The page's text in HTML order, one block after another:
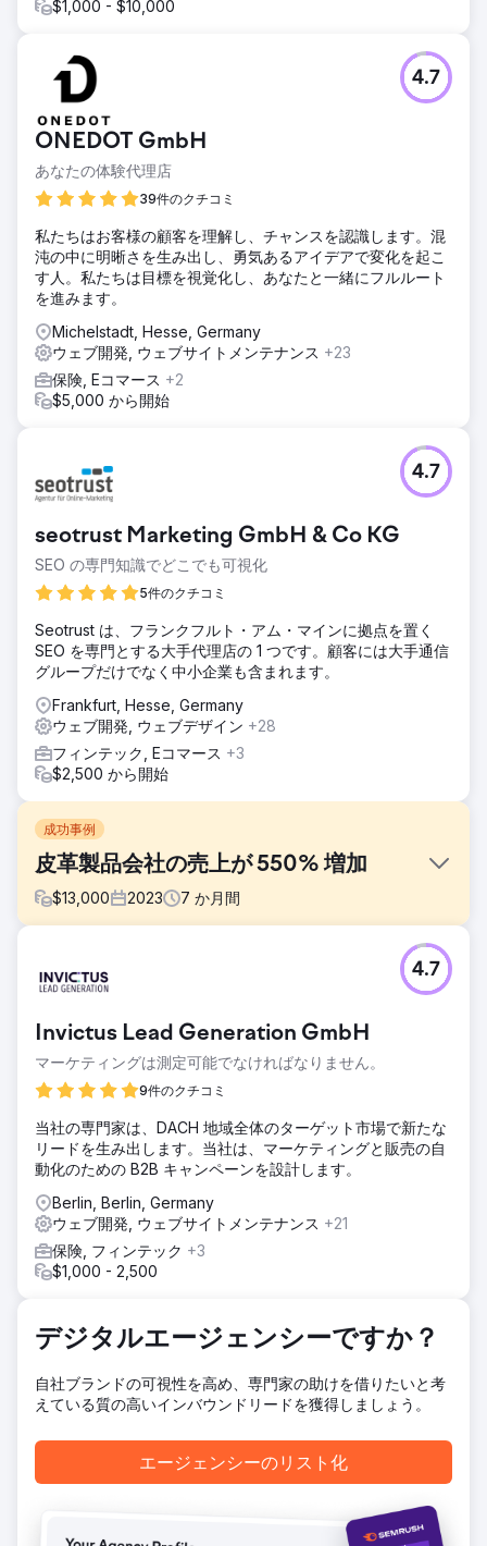
$1,000 - $10,000
ONEDOT GmbH
あなたの体験代理店
39件のクチコミ
4.7
私たちはお客様の顧客を理解し、チャンスを認識します。混
沌の中に明晰さを生み出し、勇気あるアイデアで変化を起こ
す人。私たちは目標を視覚化し、あなたと一緒にフルルート
を進みます。
Michelstadt, Hesse, Germany
ウェブ開発, ウェブサイトメンテナンス +23
保険, Eコマース +2
$5,000 から開始
seotrust Marketing GmbH & Co KG
SEO の専門知識でどこでも可視化
5件のクチコミ
4.7
Seotrust は、フランクフルト・アム・マインに拠点を置く
SEO を専門とする大手代理店の 1 つです。顧客には大手通信
グループだけでなく中小企業も含まれます。
Frankfurt, Hesse, Germany
ウェブ開発, ウェブデザイン +28
フィンテック, Eコマース +3
$2,500 から開始
成功事例
皮革製品会社の売上が 550% 増加
$13,000 2023 7 か月間
同じまたは類似のキーワードでランク付けしたい数百万のペ
ージにより、Trucknco が Google SERP で上位にランクさ
調査を行った結果、ページのコンテンツ、タイトル、メタデ
ィスクリプションに特別な注意を払うことにしました。これ
ことができました。私たちがやったこと スキーマの実装 動
的および静的コンテンツの作成 Web サイト全体の内部リン
クの増加
結果
オーガニック チャネル経由でクリック数が 42.53% 増加 収
益が 11.8% 増加 660 以上の主要キーワードの数が 1 位にラ
ンクイン トップ 5 のオーガニック ランキングが 55% 増加
エージェンシーページに移動
Invictus Lead Generation GmbH
マーケティングは測定可能でなければなりません。
9件のクチコミ
4.7
当社の専門家は、DACH 地域全体のターゲット市場で新たな
リードを生み出します。当社は、マーケティングと販売の自
動化のための B2B キャンペーンを設計します。
Berlin, Berlin, Germany
ウェブ開発, ウェブサイトメンテナンス +21
保険, フィンテック +3
$1,000 - 2,500
デジタルエージェンシーですか？
自社ブランドの可視性を高め、専門家の助けを借りたいと考
えている質の高いインバウンドリードを獲得しましょう。
エージェンシーのリスト化